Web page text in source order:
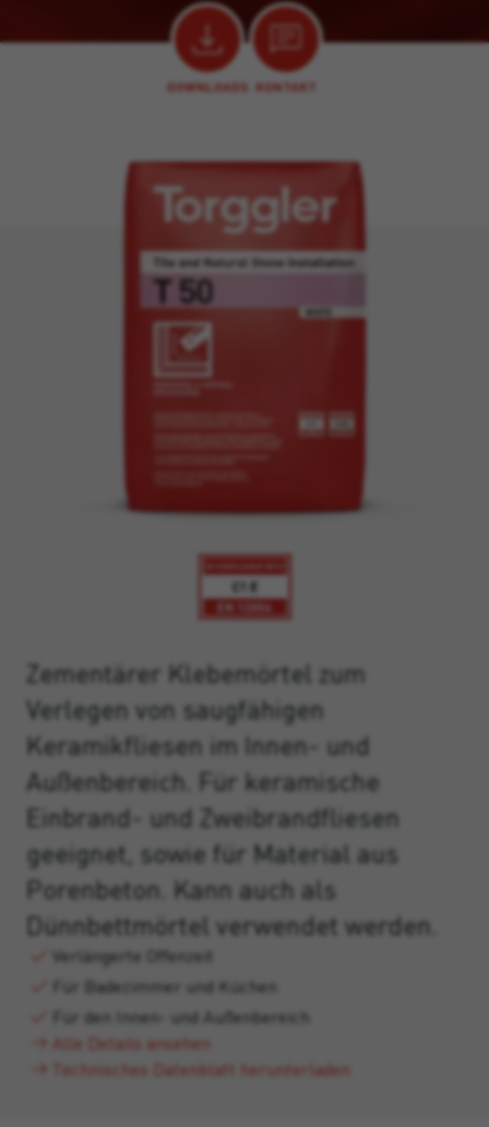
DOWNLOADS KONTAKT
Zementärer Klebemörtel zum
Verlegen von saugfähigen
Keramikfliesen im Innen- und
Außenbereich. Für keramische
Einbrand- und Zweibrandfliesen
geeignet, sowie für Material aus
Porenbeton. Kann auch als
Dünnbettmörtel verwendet werden.
Verlängerte Offenzeit
Für Badezimmer und Küchen
Für den Innen- und Außenbereich
Alle Details ansehen
Technisches Datenblatt herunterladen